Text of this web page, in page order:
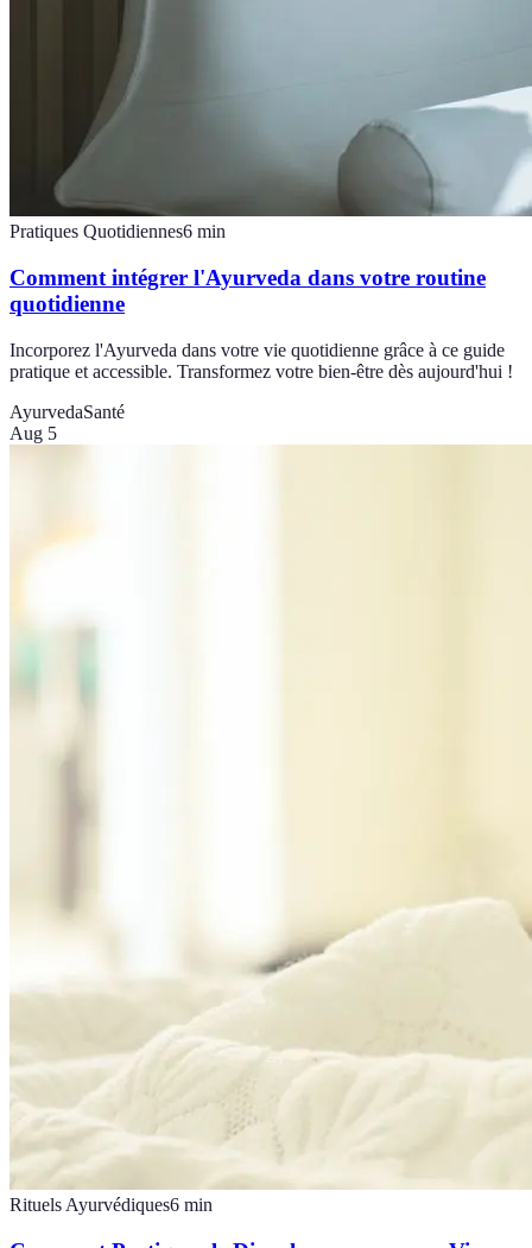
Pratiques Quotidiennes6 min
Comment intégrer l'Ayurveda dans votre routine
quotidienne
Incorporez l'Ayurveda dans votre vie quotidienne grâce à ce guide
pratique et accessible. Transformez votre bien-être dès aujourd'hui !
AyurvedaSanté
Aug 5
Rituels Ayurvédiques6 min